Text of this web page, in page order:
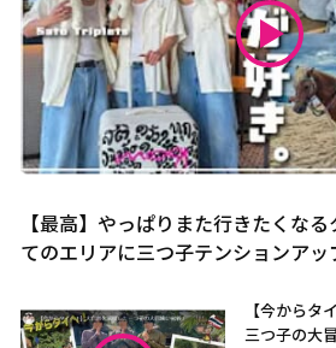
【最高】やっぱりまた行きたくな
てのエリアに三つ子テンションアッ
【今からタ
三つ子の大